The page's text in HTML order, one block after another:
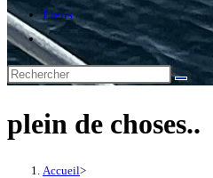
Liens
Toggle
website
search
plein de choses..
Accueil>